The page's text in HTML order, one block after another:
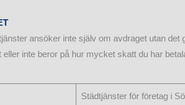
ansöker inte själv om avdraget utan
inte beror på hur mycket skatt du har
Städtjänster för företag i